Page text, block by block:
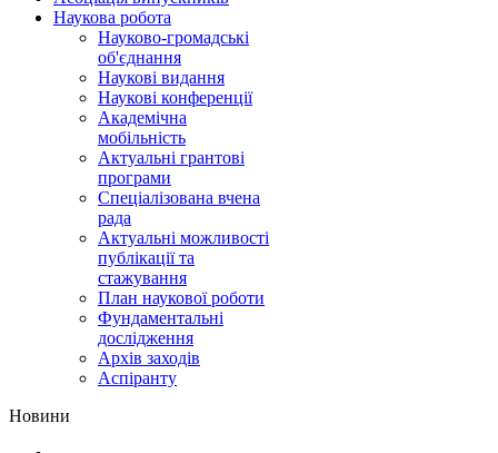
Наукова робота
Науково-громадські
об'єднання
Наукові видання
Наукові конференції
Академічна
мобільність
Актуальні грантові
програми
Спеціалізована вчена
рада
Актуальні можливості
публікації та
стажування
План наукової роботи
Фундаментальні
дослідження
Архів заходів
Аспіранту
Hовини